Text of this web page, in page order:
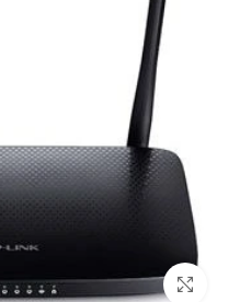
بزرگنمایی تصویر